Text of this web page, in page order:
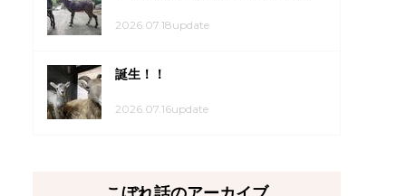
2026.07.18update
誕生！！
2026.07.16update